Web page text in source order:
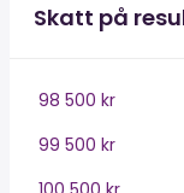
Skatt på
98 500 kr
99 500 kr